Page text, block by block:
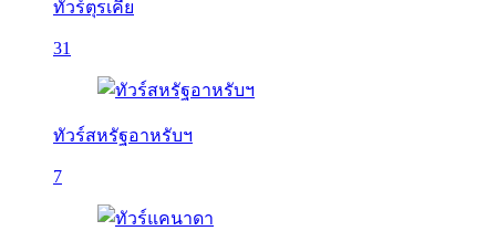
ทัวร์ตุรเคีย
31
ทัวร์สหรัฐอาหรับฯ
7